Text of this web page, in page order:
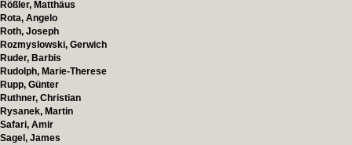
Rößler, Matthäus
Rota, Angelo
Roth, Joseph
Rozmyslowski, Gerwich
Ruder, Barbis
Rudolph, Marie-Therese
Rupp, Günter
Ruthner, Christian
Rysanek, Martin
Safari, Amir
Sagel, James